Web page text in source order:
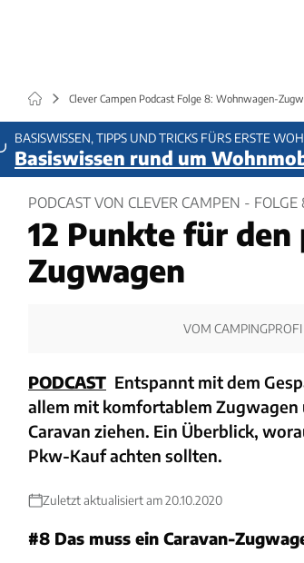
Clever Campen Podcast Folge 8: Wohnwagen-
BASISWISSEN, TIPPS UND TRICKS FÜRS ERSTE
Basiswissen rund um
PODCAST VON CLEVER CAMPEN - FOLGE
12 Punkte für
Zugwagen
VOM CAMPINGPROFI
PODCAST Entspannt mit dem
allem mit komfortablem
Caravan ziehen. Ein Überblick,
Pkw-Kauf achten sollten.
Zuletzt aktualisiert am 20.10.2020
#8 Das muss ein Caravan-